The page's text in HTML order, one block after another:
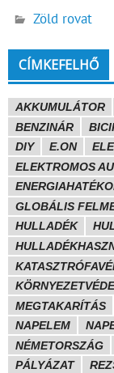
Zöld rovat
CÍMKEFELHŐ
AKKUMULÁTOR
BENZINÁR
DIY
E.ON
ELEKTROMOS
GLOBÁLIS
HULLADÉK
MEGTAKARÍTÁS
NAPELEM
NÉMETORSZÁG
PÁLYÁZAT